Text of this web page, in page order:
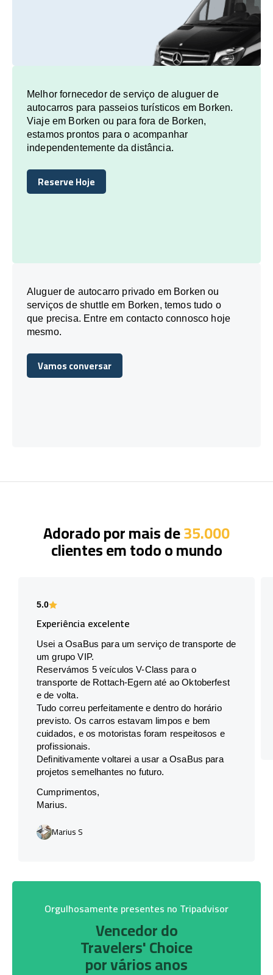
Melhor fornecedor de serviço de aluguer de
autocarros para passeios turísticos em Borken.
Viaje em Borken ou para fora de Borken,
estamos prontos para o acompanhar
independentemente da distância.
Reserve Hoje
Reserve Hoje
Aluguer de autocarro privado em Borken ou
serviços de shuttle em Borken, temos tudo o
que precisa. Entre em contacto connosco hoje
mesmo.
Vamos conversar
Vamos conversar
Adorado por mais de35.000
clientes em todo o mundo
5.0
Experiência excelente
Usei a OsaBus para um serviço de transporte de
um grupo VIP.
Reservámos 5 veículos V-Class para o
transporte de Rottach-Egern até ao Oktoberfest
e de volta.
Tudo correu perfeitamente e dentro do horário
previsto. Os carros estavam limpos e bem
cuidados, e os motoristas foram respeitosos e
profissionais.
Definitivamente voltarei a usar a OsaBus para
projetos semelhantes no futuro.
Cumprimentos,
Marius.
Marius S
Orgulhosamente presentes no Tripadvisor
Vencedor do
Travelers' Choice
por vários anos